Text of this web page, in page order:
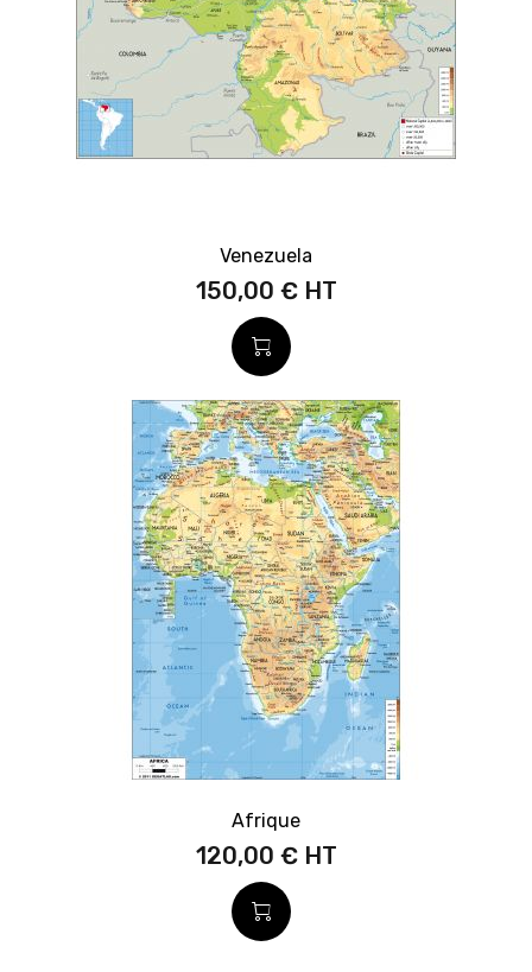
Venezuela
150,00 €
Afrique
120,00 €